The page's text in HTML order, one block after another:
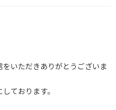
いただきありがとうございま
ております。